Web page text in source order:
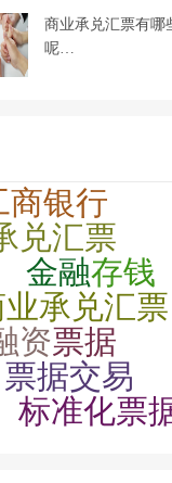
商业承兑汇票有哪
呢…